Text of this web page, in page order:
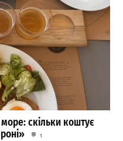
море: скільки коштує
1